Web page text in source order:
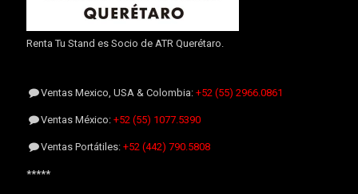
Renta Tu Stand es Socio de ATR Querétaro.
Ventas Mexico, USA & Colombia:+52 (55) 2966.0861
Ventas México:+52 (55) 1077.5390
Ventas Portátiles:+52 (442) 790.5808
*****